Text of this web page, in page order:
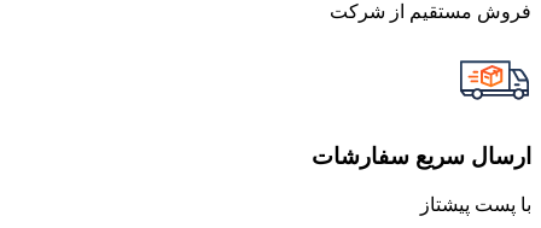
فروش مستقیم از شرکت
ارسال سریع سفارشات
با پست پیشتاز